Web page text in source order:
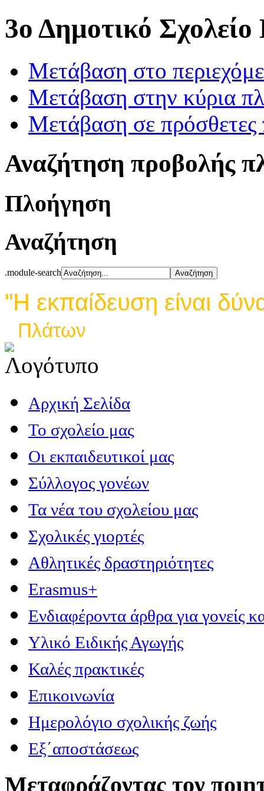
3ο Δημοτικό
Μετάβαση στο
Μετάβαση στην κύρια
Μετάβαση σε πρόσθετες
Αναζήτηση προβολής
Πλοήγηση
Αναζήτηση
.module-search
"Η εκπαίδευση είναι
Πλάτων
Αρχική Σελίδα
Το σχολείο μας
Οι εκπαιδευτικοί μας
Σύλλογος γονέων
Τα νέα του σχολείου μας
Σχολικές γιορτές
Αθλητικές δραστηριότητες
Erasmus+
Ενδιαφέροντα άρθρα για γονείς
Υλικό Ειδικής Αγωγής
Καλές πρακτικές
Επικοινωνία
Ημερολόγιο σχολικής ζωής
Εξ΄αποστάσεως
Μεταφράζοντας τον